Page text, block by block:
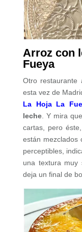
Arroz con
Fueya
Otro restaurante
esta vez de
La Hoja La
leche. Y mira
cartas, pero
están mezclados
perceptibles,
una textura muy
deja un final de